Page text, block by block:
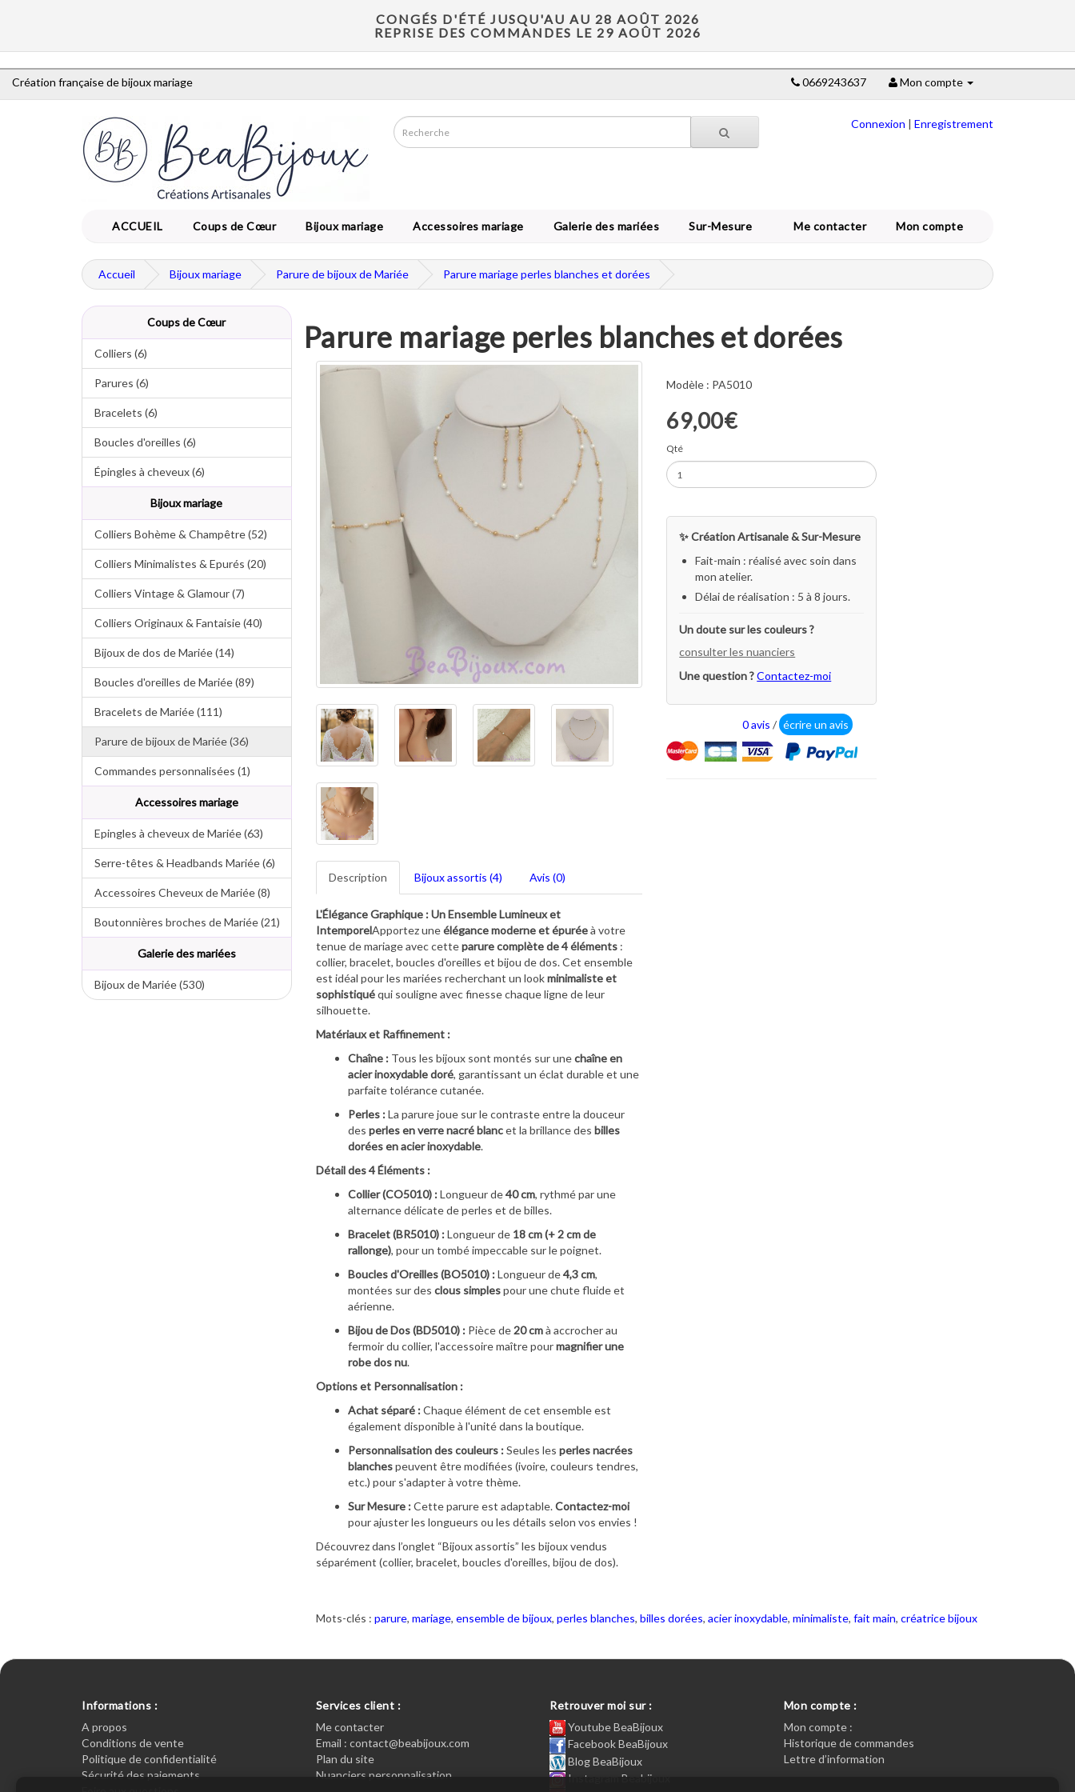
CONGÉS D'ÉTÉ JUSQU'AU AU 28 AOÛT 2026
REPRISE DES COMMANDES LE 29 AOÛT 2026
Création française de bijoux mariage 0669243637 Mon compte
Connexion | Enregistrement
ACCUEIL Coups de Cœur Bijoux mariage Accessoires mariage Galerie des mariées Sur-Mesure Me contacter Mon compte
Accueil Bijoux mariage Parure de bijoux de Mariée Parure mariage perles blanches et dorées
Coups de Cœur
Colliers (6)
Parures (6)
Bracelets (6)
Boucles d'oreilles (6)
Épingles à cheveux (6)
Bijoux mariage
Colliers Bohème & Champêtre (52)
Colliers Minimalistes & Epurés (20)
Colliers Vintage & Glamour (7)
Colliers Originaux & Fantaisie (40)
Bijoux de dos de Mariée (14)
Boucles d'oreilles de Mariée (89)
Bracelets de Mariée (111)
Parure de bijoux de Mariée (36)
Commandes personnalisées (1)
Accessoires mariage
Epingles à cheveux de Mariée (63)
Serre-têtes & Headbands Mariée (6)
Accessoires Cheveux de Mariée (8)
Boutonnières broches de Mariée (21)
Galerie des mariées
Bijoux de Mariée (530)
Parure mariage perles blanches et dorées
Description Bijoux assortis (4) Avis (0)
L'Élégance Graphique : Un Ensemble Lumineux et
IntemporelApportez uneélégance moderne et épuréeà votre
tenue de mariage avec cetteparure complète de 4 éléments:
collier, bracelet, boucles d'oreilles et bijou de dos. Cet ensemble
est idéal pour les mariées recherchant un lookminimaliste et
sophistiquéqui souligne avec finesse chaque ligne de leur
silhouette.
Matériaux et Raffinement :
Chaîne :Tous les bijoux sont montés sur unechaîne en
acier inoxydable doré, garantissant un éclat durable et une
parfaite tolérance cutanée.
Perles :La parure joue sur le contraste entre la douceur
des perles en verre nacré blancet la brillance des billes
dorées en acier inoxydable.
Détail des 4 Éléments :
Collier (CO5010) :Longueur de40 cm, rythmé par une
alternance délicate de perles et de billes.
Bracelet (BR5010) :Longueur de 18 cm (+ 2 cm de
rallonge), pour un tombé impeccable sur le poignet.
Boucles d'Oreilles (BO5010) :Longueur de4,3 cm,
montées sur des clous simplespour une chute fluide et
aérienne.
Bijou de Dos (BD5010) :Pièce de20 cmà accrocher au
fermoir du collier, l'accessoire maître pourmagnifier une
robe dos nu.
Options et Personnalisation :
Achat séparé :Chaque élément de cet ensemble est
également disponible à l'unité dans la boutique.
Personnalisation des couleurs :Seules les perles nacrées
blanchespeuvent être modifiées (ivoire, couleurs tendres,
etc.) pour s'adapter à votre thème.
Sur Mesure :Cette parure est adaptable.Contactez-moi
pour ajuster les longueurs ou les détails selon vos envies !
Découvrez dans l’onglet “Bijoux assortis” les bijoux vendus
séparément (collier, bracelet, boucles d'oreilles, bijou de dos).
Modèle : PA5010
69,00€
Qté
✨ Création Artisanale & Sur-Mesure
Fait-main : réalisé avec soin dans
mon atelier.
Délai de réalisation : 5 à 8 jours.
Un doute sur les couleurs ?
consulter les nuanciers
Une question ?Contactez-moi
0 avis / écrire un avis
Mots-clés : parure, mariage, ensemble de bijoux, perles blanches, billes dorées, acier inoxydable, minimaliste, fait main, créatrice bijoux
Informations :
A propos
Conditions de vente
Politique de confidentialité
Sécurité des paiements
Services client :
Me contacter
Email : contact@beabijoux.com
Plan du site
Nuanciers personnalisation
Retrouver moi sur :
Youtube BeaBijoux
Facebook BeaBijoux
Blog BeaBijoux
Instagram Beabijoux
Mon compte :
Mon compte :
Historique de commandes
Lettre d’information